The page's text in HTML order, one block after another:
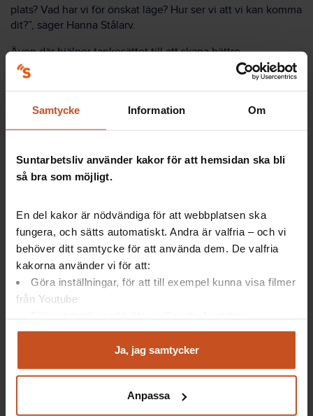
Samtycke Information Om
Suntarbetsliv använder kakor för att hemsidan ska bli
så bra som möjligt.
En del kakor är nödvändiga för att webbplatsen ska
fungera, och sätts automatiskt. Andra är valfria – och vi
behöver ditt samtycke för att använda dem. De valfria
kakorna använder vi för att:
Göra inställningar, för att till exempel kunna visa filmer
från Youtube
Analysera trafik för att kunna visa riktad information
Du kan när som helst återta ditt godkännande genom att
integritet@suntarbetsliv.se.
Ja, jag samtycker
Anpassa
plats? Vad har vi för önskat läge? Hur ser vi att vi kan komma
dit?”, säger Hanna Stålarv.
Även där hjälper tankesättet till att skapa bättre
sammanhållning, framåtanda och förståelse för det som
”Vi har inte råd att inte göra det”
Enhetschefen Maria Rönnlund tycker att arbetssättet borde
vara en självklarhet på fler ställen.
Hon fortsätter:
– Vi får en massa effekter av det här. Medarbetarna mår
bättre och då gör de ett bättre jobb. Vi har färre
sjukskrivningar, och jag har lättare att få behålla min
personal.